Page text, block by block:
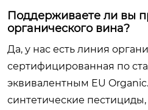
Поддерживаете ли вы
органического вина?
Да, у нас есть линия
сертифицированная по
эквивалентным EU
синтетические